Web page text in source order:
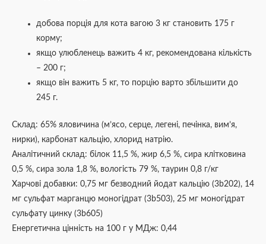
добова порція для кота вагою 3 кг становить 175 г
корму;
якщо улюбленець важить 4 кг, рекомендована кількість
– 200 г;
якщо він важить 5 кг, то порцію варто збільшити до
245 г.
Склад: 65% яловичина (м’ясо, серце, легені, печінка, вим’я,
нирки), карбонат кальцію, хлорид натрію.
Аналітичний склад: білок 11,5 %, жир 6,5 %, сира клітковина
0,5 %, сира зола 1,8 %, вологість 79 %, таурин 0,8 г/кг
Харчові добавки: 0,75 мг безводний йодат кальцію (3b202), 14
мг сульфат марганцю моногідрат (3b503), 25 мг моногідрат
сульфату цинку (3b605)
Енергетична цінність на 100 г у МДж: 0,44